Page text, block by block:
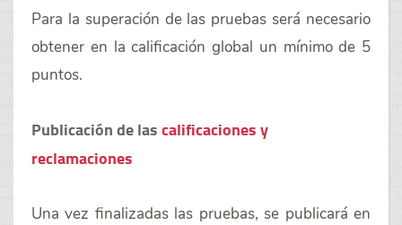
Para la superación de las pruebas será necesario
obtener en la calificación global un mínimo de 5
puntos.
Publicación de lascalificaciones y
reclamaciones
Una vez finalizadas las pruebas, se publicará en